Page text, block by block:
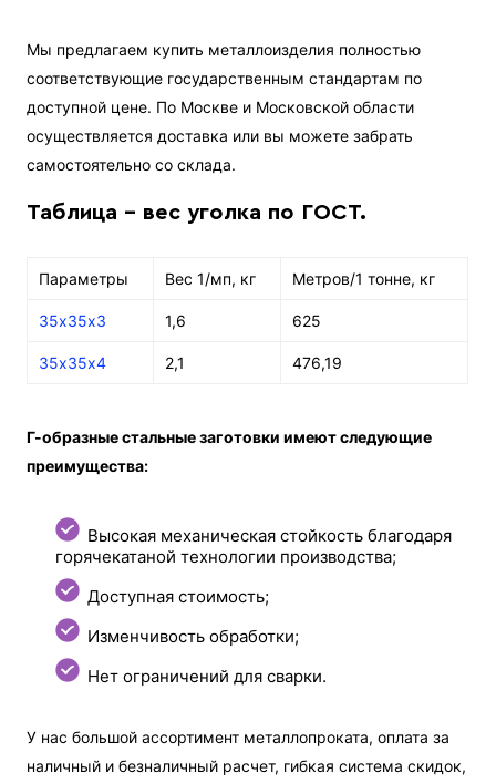
Мы предлагаем купить металлоизделия полностью
соответствующие государственным стандартам по
доступной цене. По Москве и Московской области
осуществляется доставка или вы можете забрать
самостоятельно со склада.
Таблица - вес уголка по ГОСТ.
Параметры Вес 1/мп, кг Метров/1 тонне, кг
35х35х3 1,6 625
35х35х4 2,1 476,19
Г-образные стальные заготовки имеют следующие
преимущества:
Высокая механическая стойкость благодаря
горячекатаной технологии производства;
Доступная стоимость;
Изменчивость обработки;
Нет ограничений для сварки.
У нас большой ассортимент металлопроката, оплата за
наличный и безналичный расчет, гибкая система скидок,